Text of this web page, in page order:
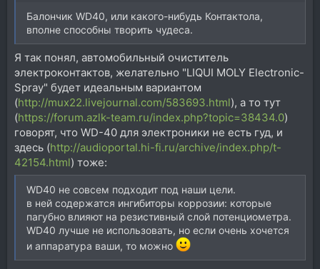
Балончик WD40, или какого-нибудь Контактола,
вполне способны творить чудеса.
Я так понял, автомобильный очиститель
электроконтактов, желательно "LIQUI MOLY Electronic-
Spray" будет идеальным вариантом
(http://mux22.livejournal.com/583693.html), а то тут
(https://forum.azlk-team.ru/index.php?topic=38434.0)
говорят, что WD-40 для электроники не есть гуд, и
здесь (http://audioportal.hi-fi.ru/archive/index.php/t-
42154.html) тоже:
WD40 не совсем подходит под наши цели.
в ней содержатся ингибиторы коррозии: которые
пагубно влияют на резистивный слой потенциометра.
WD40 лучше не использовать, но если очень хочется
и аппаратура ваши, то можно